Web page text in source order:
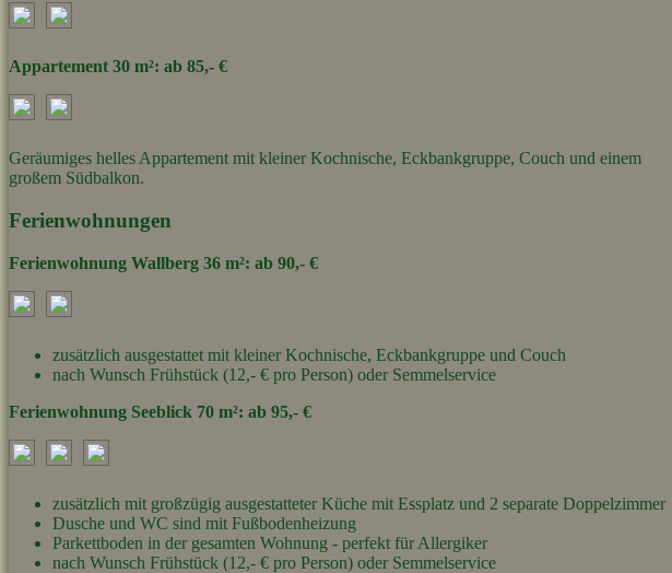
Appartement 30 m²: ab 85,- €
Geräumiges helles Appartement mit kleiner Kochnische, Eckbankgruppe, Couch und einem
großem Südbalkon.
Ferienwohnungen
Ferienwohnung Wallberg 36 m²: ab 90,- €
zusätzlich ausgestattet mit kleiner Kochnische, Eckbankgruppe und Couch
nach Wunsch Frühstück (12,- € pro Person) oder Semmelservice
Ferienwohnung Seeblick 70 m²: ab 95,- €
zusätzlich mit großzügig ausgestatteter Küche mit Essplatz und 2 separate Doppelzimmer
Dusche und WC sind mit Fußbodenheizung
Parkettboden in der gesamten Wohnung - perfekt für Allergiker
nach Wunsch Frühstück (12,- € pro Person) oder Semmelservice